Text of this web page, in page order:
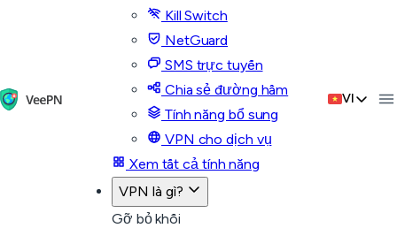
Kill Switch
NetGuard
SMS trực tuyến
Chia sẻ đường hầm
Tính năng bổ sung
VPN cho dịch vụ
Xem tất cả tính năng
VPN là gì?
Gỡ bỏ khối
VI